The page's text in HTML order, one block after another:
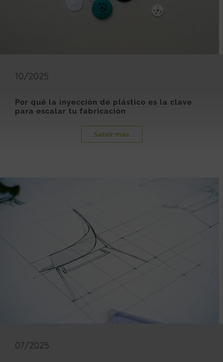
10/2025
Por qué la inyección de plástico es la clave
para escalar tu fabricación
Saber más
07/2025